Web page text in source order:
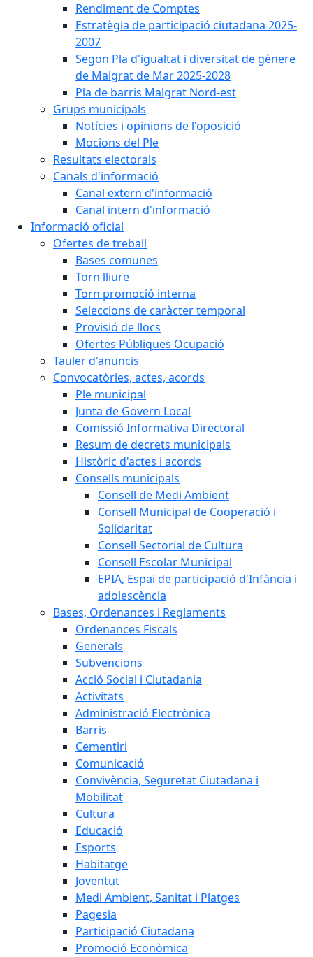
Rendiment de Comptes
Estratègia de participació ciutadana 2025-
2007
Segon Pla d'igualtat i diversitat de gènere
de Malgrat de Mar 2025-2028
Pla de barris Malgrat Nord-est
Grups municipals
Notícies i opinions de l'oposició
Mocions del Ple
Resultats electorals
Canals d'informació
Canal extern d'informació
Canal intern d'informació
Informació oficial
Ofertes de treball
Bases comunes
Torn lliure
Torn promoció interna
Seleccions de caràcter temporal
Provisió de llocs
Ofertes Públiques Ocupació
Tauler d'anuncis
Convocatòries, actes, acords
Ple municipal
Junta de Govern Local
Comissió Informativa Directoral
Resum de decrets municipals
Històric d'actes i acords
Consells municipals
Consell de Medi Ambient
Consell Municipal de Cooperació i
Solidaritat
Consell Sectorial de Cultura
Consell Escolar Municipal
EPIA, Espai de participació d'Infància i
adolescència
Bases, Ordenances i Reglaments
Ordenances Fiscals
Generals
Subvencions
Acció Social i Ciutadania
Activitats
Administració Electrònica
Barris
Cementiri
Comunicació
Convivència, Seguretat Ciutadana i
Mobilitat
Cultura
Educació
Esports
Habitatge
Joventut
Medi Ambient, Sanitat i Platges
Pagesia
Participació Ciutadana
Promoció Econòmica